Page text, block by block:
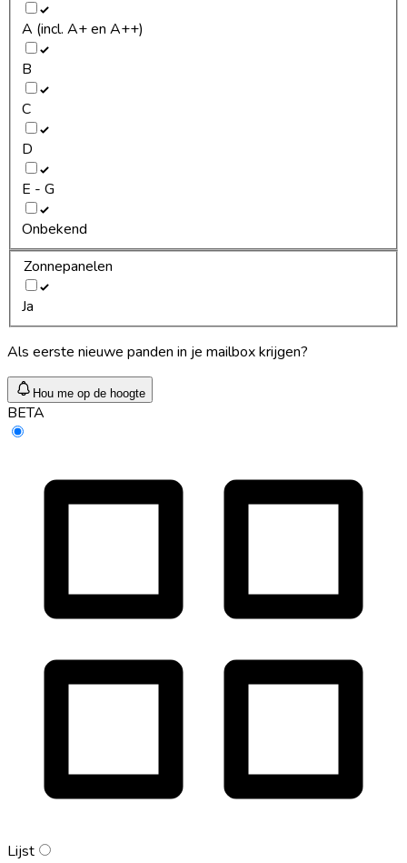
A (incl. A+ en A++)
B
C
D
E - G
Onbekend
Zonnepanelen
Ja
Als eerste nieuwe panden in je mailbox krijgen?
Hou me op de hoogte
BETA
Lijst